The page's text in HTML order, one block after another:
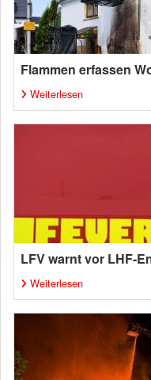
Flammen erfassen
Weiterlesen
LFV warnt vor LHF-
Weiterlesen